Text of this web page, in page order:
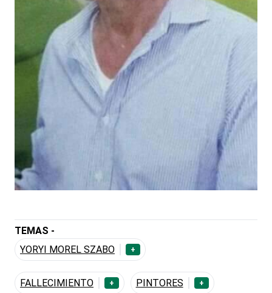
TEMAS -
YORYI MOREL SZABO
+
FALLECIMIENTO + PINTORES +